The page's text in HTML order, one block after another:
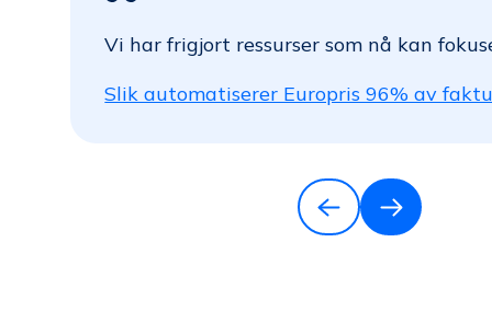
Vi har frigjort ressurser som nå kan
Slik automatiserer Europris 96% av